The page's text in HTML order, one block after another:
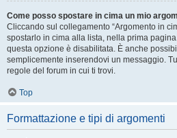
Come posso spostare in cima un mio
Cliccando sul collegamento “Argomento in
spostarlo in cima alla lista, nella prima
questa opzione è disabilitata. È anche
semplicemente inserendovi un messaggio.
regole del forum in cui ti trovi.
Top
Formattazione e tipi di argomenti